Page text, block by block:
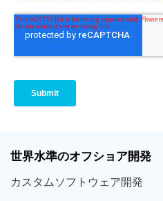
世界水準のオフショア開発
カスタム ソフトウェア開発